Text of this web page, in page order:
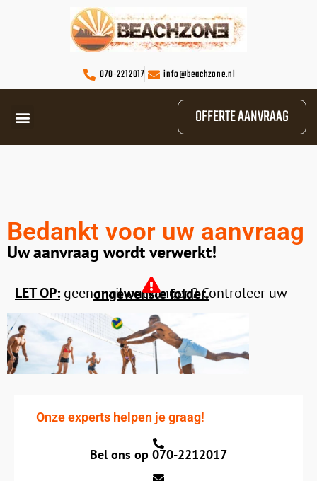
070-2212017 info@beachzone.nl
OFFERTE AANVRAAG
Bedankt voor uw aanvraag
Uw aanvraag wordt verwerkt!
LET OP: geen mail ontvangen? Controleer uw
ongewenste folder.
Onze experts helpen je graag!
Bel ons op 070-2212017